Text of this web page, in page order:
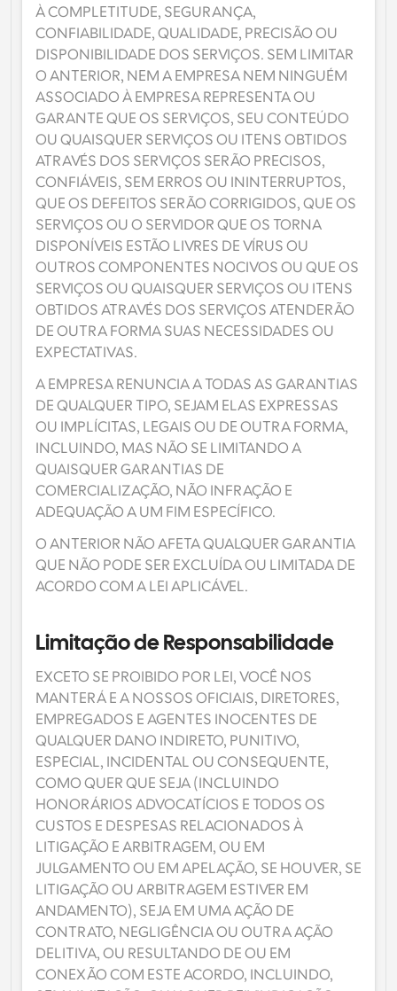
À COMPLETITUDE, SEGURANÇA,
CONFIABILIDADE, QUALIDADE, PRECISÃO OU
DISPONIBILIDADE DOS SERVIÇOS. SEM LIMITAR
O ANTERIOR, NEM A EMPRESA NEM NINGUÉM
ASSOCIADO À EMPRESA REPRESENTA OU
GARANTE QUE OS SERVIÇOS, SEU CONTEÚDO
OU QUAISQUER SERVIÇOS OU ITENS OBTIDOS
ATRAVÉS DOS SERVIÇOS SERÃO PRECISOS,
CONFIÁVEIS, SEM ERROS OU ININTERRUPTOS,
QUE OS DEFEITOS SERÃO CORRIGIDOS, QUE OS
SERVIÇOS OU O SERVIDOR QUE OS TORNA
DISPONÍVEIS ESTÃO LIVRES DE VÍRUS OU
OUTROS COMPONENTES NOCIVOS OU QUE OS
SERVIÇOS OU QUAISQUER SERVIÇOS OU ITENS
OBTIDOS ATRAVÉS DOS SERVIÇOS ATENDERÃO
DE OUTRA FORMA SUAS NECESSIDADES OU
EXPECTATIVAS.
A EMPRESA RENUNCIA A TODAS AS GARANTIAS
DE QUALQUER TIPO, SEJAM ELAS EXPRESSAS
OU IMPLÍCITAS, LEGAIS OU DE OUTRA FORMA,
INCLUINDO, MAS NÃO SE LIMITANDO A
QUAISQUER GARANTIAS DE
COMERCIALIZAÇÃO, NÃO INFRAÇÃO E
ADEQUAÇÃO A UM FIM ESPECÍFICO.
O ANTERIOR NÃO AFETA QUALQUER GARANTIA
QUE NÃO PODE SER EXCLUÍDA OU LIMITADA DE
ACORDO COM A LEI APLICÁVEL.
Limitação de Responsabilidade
EXCETO SE PROIBIDO POR LEI, VOCÊ NOS
MANTERÁ E A NOSSOS OFICIAIS, DIRETORES,
EMPREGADOS E AGENTES INOCENTES DE
QUALQUER DANO INDIRETO, PUNITIVO,
ESPECIAL, INCIDENTAL OU CONSEQUENTE,
COMO QUER QUE SEJA (INCLUINDO
HONORÁRIOS ADVOCATÍCIOS E TODOS OS
CUSTOS E DESPESAS RELACIONADOS À
LITIGAÇÃO E ARBITRAGEM, OU EM
JULGAMENTO OU EM APELAÇÃO, SE HOUVER, SE
LITIGAÇÃO OU ARBITRAGEM ESTIVER EM
ANDAMENTO), SEJA EM UMA AÇÃO DE
CONTRATO, NEGLIGÊNCIA OU OUTRA AÇÃO
DELITIVA, OU RESULTANDO DE OU EM
CONEXÃO COM ESTE ACORDO, INCLUINDO,